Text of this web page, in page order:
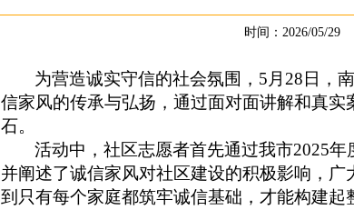
时间：2026/05/29
为营造诚实守信的社会氛围 ， 5月28 日，
信家风的传承与弘扬，通过面对面讲解和真实
石。
活动中，社区志愿者首先通过我市2025年
并阐述了诚信家风对社区建设的积极影响， 广
到 只有每个家庭都筑牢诚信基础，才能构建起